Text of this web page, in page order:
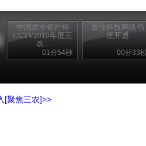
中国农业银行杯
CCTV2010年度三
农...
01分54秒
农业科技网络书
屋开通
00分33
[聚焦三农]>>